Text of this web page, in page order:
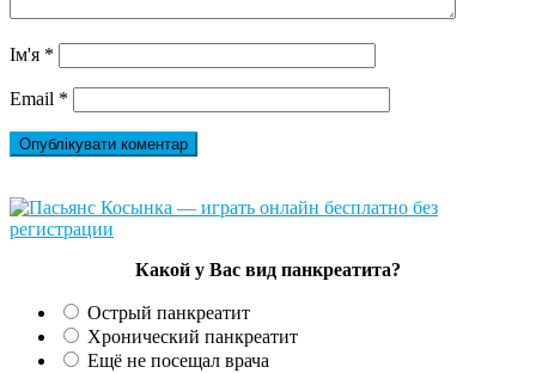
Ім'я *
Email *
Какой у Вас вид панкреатита?
Острый панкреатит
Хронический панкреатит
Ещё не посещал врача